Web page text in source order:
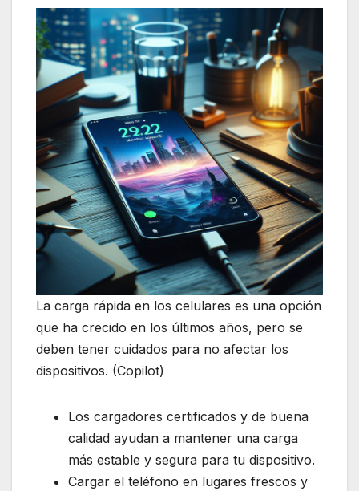
La carga rápida en los celulares es una opción
que ha crecido en los últimos años, pero se
deben tener cuidados para no afectar los
dispositivos. (Copilot)
Los cargadores certificados y de buena
calidad ayudan a mantener una carga
más estable y segura para tu dispositivo.
Cargar el teléfono en lugares frescos y